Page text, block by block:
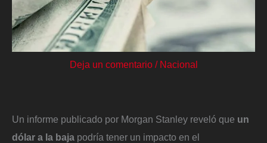
Deja un comentario / Nacional
Un informe publicado por Morgan Stanley reveló que un
dólar a la baja podría tener un impacto en el